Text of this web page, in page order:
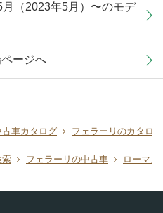
（2023年5月）〜のモデ
ージへ
古車カタログ フェラーリのカタログ
索 フェラーリの中古車 ローマス